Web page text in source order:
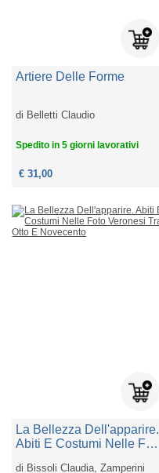
Artiere Delle Forme
di Belletti Claudio
Spedito in 5 giorni lavorativi
€ 31,00
La Bellezza Dell'apparire.
Abiti E Costumi Nelle Foto
di Bissoli Claudia, Zamperini